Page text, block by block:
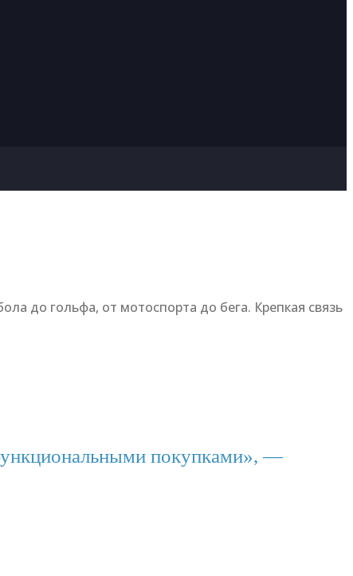
до гольфа, от мотоспорта до бега. Крепкая связь
покупками», —